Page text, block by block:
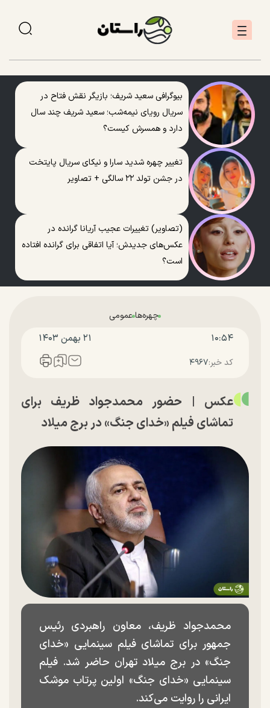
بیوگرافی سعید شریف؛ بازیگر نقش فتاح در
سریال رویای نیمه‌شب؛ سعید شریف چند سال
دارد و همسرش کیست؟
تغییر چهره شدید سارا و نیکای سریال پایتخت
در جشن تولد ۲۲ سالگی + تصاویر
(تصاویر) تغییرات عجیب آریانا گرانده در
عکس‌های جدیدش؛ آیا اتفاقی برای گرانده افتاده
است؟
چهره‌هاعمومی
۱۰:۵۴ ۲۱ بهمن ۱۴۰۳
کد خبر:۴۹۶۷
عکس | حضور محمدجواد ظریف برای
تماشای فیلم «خدای جنگ» در برج میلاد
محمدجواد ظریف، معاون راهبردی رئیس
جمهور برای تماشای فیلم سینمایی «خدای
جنگ» در برج میلاد تهران حاضر شد. فیلم
سینمایی «خدای جنگ» اولین پرتاب موشک
ایرانی را روایت می‌کند.